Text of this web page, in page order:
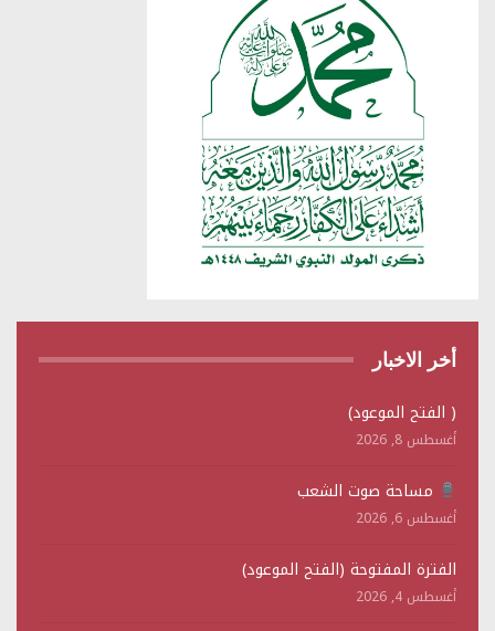
أخر الاخبار
( الفتح الموعود)
أغسطس 8, 2026
مساحة صوت الشعب
أغسطس 6, 2026
الفترة المفتوحة (الفتح الموعود)
أغسطس 4, 2026